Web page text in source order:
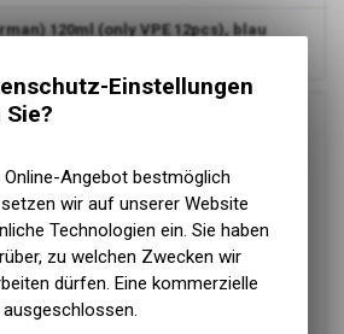
120ml (only VPE 12pcs), blau
Einstellungen
Online-Angebot bestmöglich
wir auf unserer Website
Technologien ein. Sie haben
zu welchen Zwecken wir
dürfen. Eine kommerzielle